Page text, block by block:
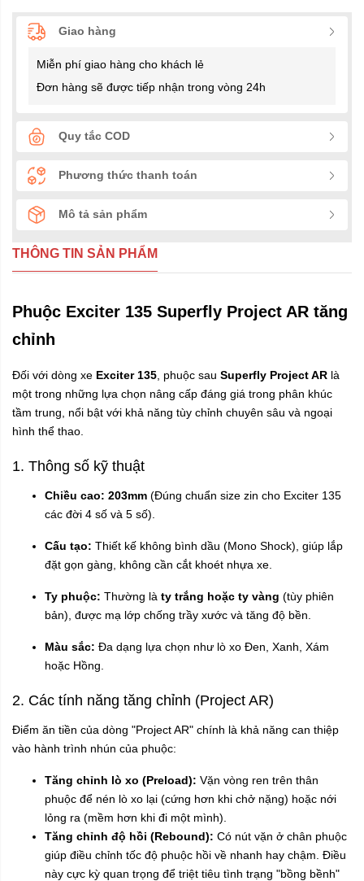
Giao hàng
Miễn phí giao hàng cho khách lẻ
Đơn hàng sẽ được tiếp nhận trong vòng 24h
Quy tắc COD
Phương thức thanh toán
Mô tả sản phẩm
THÔNG TIN SẢN PHẨM
Phuộc Exciter 135 Superfly Project AR tăng
chỉnh
Đối với dòng xe Exciter 135 , phuộc sau Superfly Project AR là
một trong những lựa chọn nâng cấp đáng giá trong phân khúc
tầm trung, nổi bật với khả năng tùy chỉnh chuyên sâu và ngoại
hình thể thao.
1. Thông số kỹ thuật
Chiều cao: 203mm (Đúng chuẩn size zin cho Exciter 135
các đời 4 số và 5 số).
Cấu tạo: Thiết kế không bình dầu (Mono Shock), giúp lắp
đặt gọn gàng, không cần cắt khoét nhựa xe.
Ty phuộc: Thường là ty trắng hoặc ty vàng (tùy phiên
bản), được mạ lớp chống trầy xước và tăng độ bền.
Màu sắc: Đa dạng lựa chọn như lò xo Đen, Xanh, Xám
hoặc Hồng.
2. Các tính năng tăng chỉnh (Project AR)
Điểm ăn tiền của dòng "Project AR" chính là khả năng can thiệp
vào hành trình nhún của phuộc:
Tăng chỉnh lò xo (Preload): Vặn vòng ren trên thân
phuộc để nén lò xo lại (cứng hơn khi chở nặng) hoặc nới
lỏng ra (mềm hơn khi đi một mình).
Tăng chỉnh độ hồi (Rebound): Có nút vặn ở chân phuộc
giúp điều chỉnh tốc độ phuộc hồi về nhanh hay chậm. Điều
này cực kỳ quan trọng để triệt tiêu tình trạng "bồng bềnh"